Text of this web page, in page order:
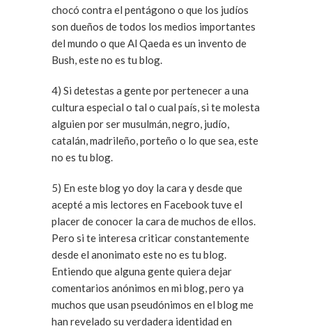
chocó contra el pentágono o que los judíos
son dueños de todos los medios importantes
del mundo o que Al Qaeda es un invento de
Bush, este no es tu blog.
4) Si detestas a gente por pertenecer a una
cultura especial o tal o cual país, si te molesta
alguien por ser musulmán, negro, judío,
catalán, madrileño, porteño o lo que sea, este
no es tu blog.
5) En este blog yo doy la cara y desde que
acepté a mis lectores en Facebook tuve el
placer de conocer la cara de muchos de ellos.
Pero si te interesa criticar constantemente
desde el anonimato este no es tu blog.
Entiendo que alguna gente quiera dejar
comentarios anónimos en mi blog, pero ya
muchos que usan pseudónimos en el blog me
han revelado su verdadera identidad en